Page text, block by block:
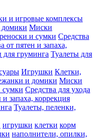
и игровые комплексы
Миски
и сумки Средства
от пятен и запаха,
для груминга Туалеты для
Игрушки Клетки,
и домики Миски
сумки Средства для ухода
запаха, коррекция
Туалеты, пеленки,
игрушки клетки корм
наполнители, опилки,